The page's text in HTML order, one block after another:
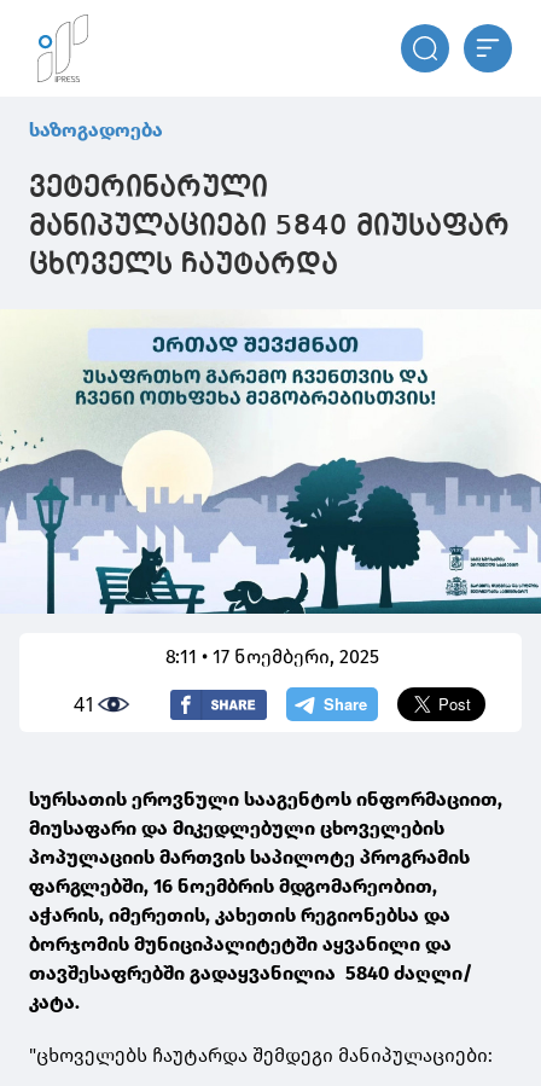
საზოგადოება
ვეტერინარული
მანიპულაციები 5840 მიუსაფარ
ცხოველს ჩაუტარდა
8:11 • 17 ნოემბერი, 2025
41
სურსათის ეროვნული სააგენტოს ინფორმაციით,
მიუსაფარი და მიკედლებული ცხოველების
პოპულაციის მართვის საპილოტე პროგრამის
ფარგლებში, 16 ნოემბრის მდგომარეობით,
აჭარის, იმერეთის, კახეთის რეგიონებსა და
ბორჯომის მუნიციპალიტეტში აყვანილი და
თავშესაფრებში გადაყვანილია 5840 ძაღლი/
კატა.
"ცხოველებს ჩაუტარდა შემდეგი მანიპულაციები: